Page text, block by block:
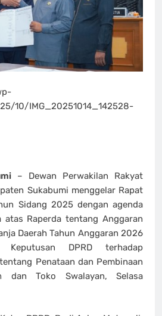
10/IMG_20251014_142528-
– Dewan Perwakilan Rakyat
Sukabumi menggelar Rapat
Sidang 2025 dengan agenda
atas Raperda tentang Anggaran
Daerah Tahun Anggaran 2026
Keputusan DPRD terhadap
Penataan dan Pembinaan
dan Toko Swalayan, Selasa